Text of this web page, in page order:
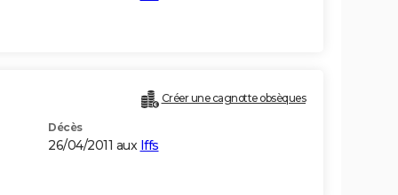
Créer une cagnotte obsèques
Décès
26/04/2011 aux Iffs